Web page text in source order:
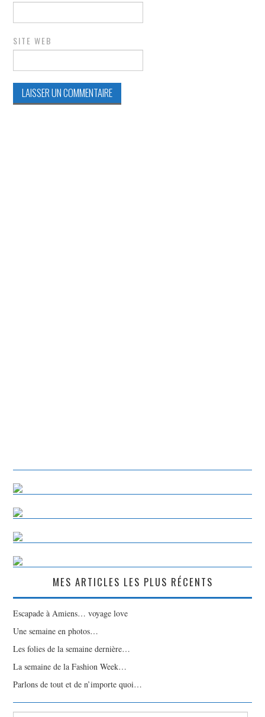
SITE WEB
MES ARTICLES LES PLUS RÉCENTS
Escapade à Amiens… voyage love
Une semaine en photos…
Les folies de la semaine dernière…
La semaine de la Fashion Week…
Parlons de tout et de n’importe quoi…